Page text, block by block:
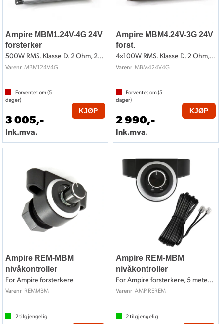
Ampire MBM1.24V-4G 24V
forsterker
500W RMS. Klasse D. 2 Ohm, 24V
Varenr MBM124V4G
Forventet om (5
dager)
3 005,-
Ink.mva.
KJØP
Ampire MBM4.24V-3G 24V
forst.
4x100W RMS. Klasse D. 2 Ohm, 24V
Varenr MBM424V4G
Forventet om (5
dager)
2 990,-
Ink.mva.
KJØP
Ampire REM-MBM
nivåkontroller
For Ampire forsterkere
Varenr REMMBM
2tilgjengelig
Ampire REM-MBM
nivåkontroller
For Ampire forsterkere, 5 meter kabel
Varenr AMPIREREM
2tilgjengelig